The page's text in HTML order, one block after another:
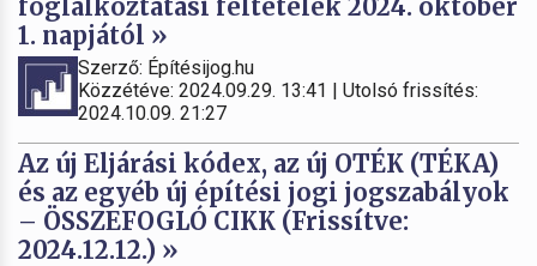
foglalkoztatási feltételek 2024. október
1. napjától »
Szerző: Építésijog.hu
Közzétéve: 2024.09.29. 13:41 | Utolsó frissítés:
2024.10.09. 21:27
Az új Eljárási kódex, az új OTÉK (TÉKA)
és az egyéb új építési jogi jogszabályok
– ÖSSZEFOGLÓ CIKK (Frissítve:
2024.12.12.) »